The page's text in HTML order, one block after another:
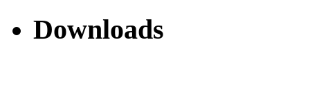
Downloads